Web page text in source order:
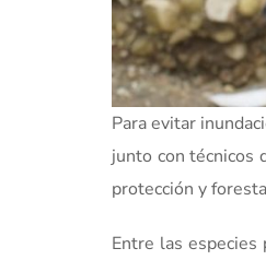
Para evitar
junto con técnicos
protección y
Entre las especies